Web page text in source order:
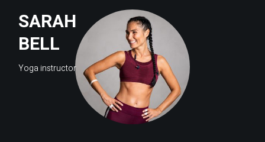
SARAH
BELL
Yoga instructor